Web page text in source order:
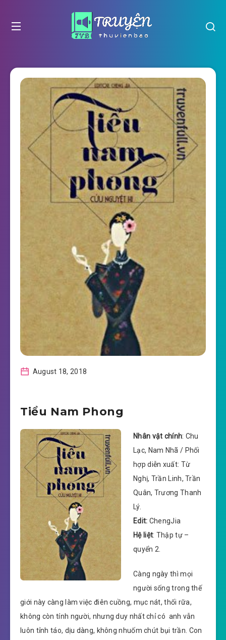
August 18, 2018
Tiểu Nam Phong
Nhân vật chính: Chu
Lạc, Nam Nhã / Phối
hợp diễn xuất: Từ
Nghị, Trần Linh, Trần
Quân, Trương Thanh
Lý.
Edit: ChengJia
Hệ liệt: Thập tự –
quyển 2.
Càng ngày thì mọi
người sống trong thế
giới này càng làm việc điên cuồng, mục nát, thối rữa,
không còn tính người, nhưng duy nhất chỉ có anh vẫn
luôn tỉnh táo, dịu dàng, không nhuốm chút bụi trần. Con